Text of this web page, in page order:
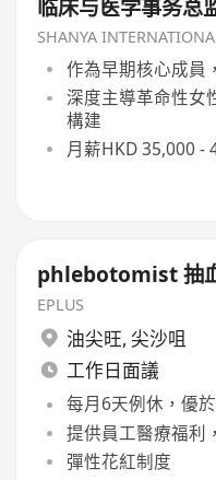
临床与医学事务总
SHANYA
作為早期核心成員
深度主導革命性女
構建
月薪HKD 35,000 -
phlebotomist 抽
EPLUS
油尖旺, 尖沙咀
工作日面議
每月6天例休，優
提供員工醫療福利
彈性花紅制度